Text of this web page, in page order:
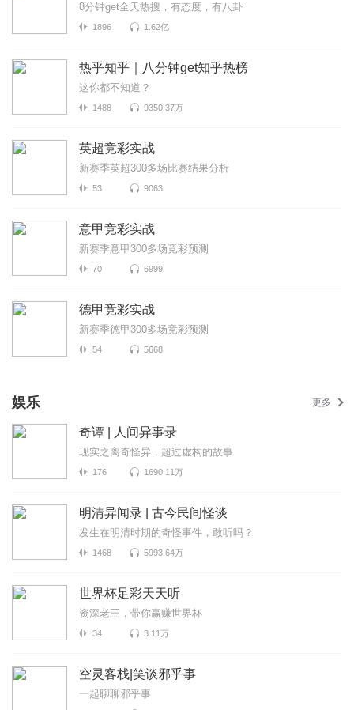
8分钟get全天热搜，有态度，有八卦
1896 1.62亿
热乎知乎｜八分钟get知乎热榜
这你都不知道？
1488 9350.37万
英超竞彩实战
新赛季英超300多场比赛结果分析
53 9063
意甲竞彩实战
新赛季意甲300多场竞彩预测
70 6999
德甲竞彩实战
新赛季德甲300多场竞彩预测
54 5668
娱乐 更多
奇谭 | 人间异事录
现实之离奇怪异，超过虚构的故事
176 1690.11万
明清异闻录 | 古今民间怪谈
发生在明清时期的奇怪事件，敢听吗？
1468 5993.64万
世界杯足彩天天听
资深老王，带你赢赚世界杯
34 3.11万
空灵客栈|笑谈邪乎事
一起聊聊邪乎事